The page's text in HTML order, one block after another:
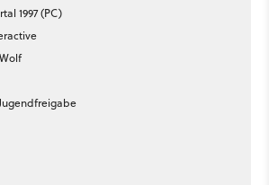
1997 (PC)